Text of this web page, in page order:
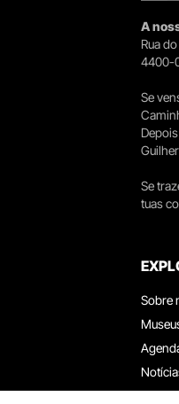
A
Rua
4400-
Se
Se
tuas
Sobre